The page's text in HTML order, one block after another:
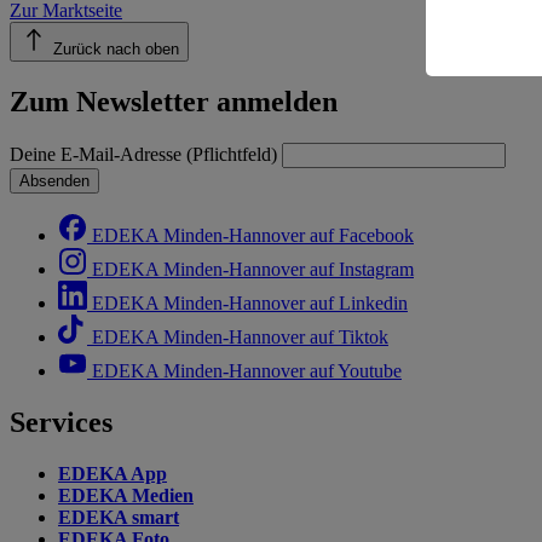
Zur Marktseite
Zurück nach oben
Zum Newsletter anmelden
Deine E-Mail-Adresse (Pflichtfeld)
Absenden
EDEKA Minden-Hannover auf Facebook
EDEKA Minden-Hannover auf Instagram
EDEKA Minden-Hannover auf Linkedin
EDEKA Minden-Hannover auf Tiktok
EDEKA Minden-Hannover auf Youtube
Services
EDEKA App
EDEKA Medien
EDEKA smart